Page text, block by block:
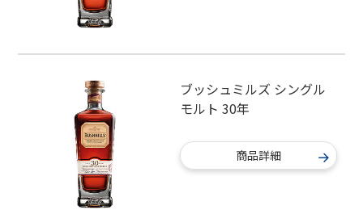
ブッシュミルズ シングル
モルト 30年
商品詳細